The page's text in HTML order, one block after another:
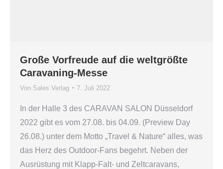
Große Vorfreude auf die weltgrößte
Caravaning-Messe
Von Sales Verlag 7. Juli 2022
In der Halle 3 des CARAVAN SALON Düsseldorf
2022 gibt es vom 27.08. bis 04.09. (Preview Day
26.08.) unter dem Motto „Travel & Nature“ alles, was
das Herz des Outdoor-Fans begehrt. Neben der
Ausrüstung mit Klapp-Falt- und Zeltcaravans,